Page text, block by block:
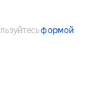
формой